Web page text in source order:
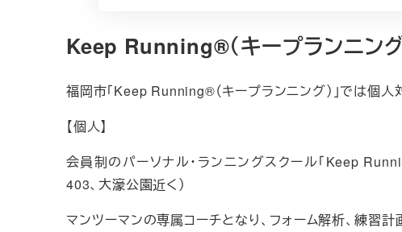
Keep Running®（キープランニン
福岡市「Keep Running®（キープランニング）」では個
【個人】
会員制のパーソナル・ランニングスクール「Keep
403、大濠公園近く）
マンツーマンの専属コーチとなり、フォーム解析、練習